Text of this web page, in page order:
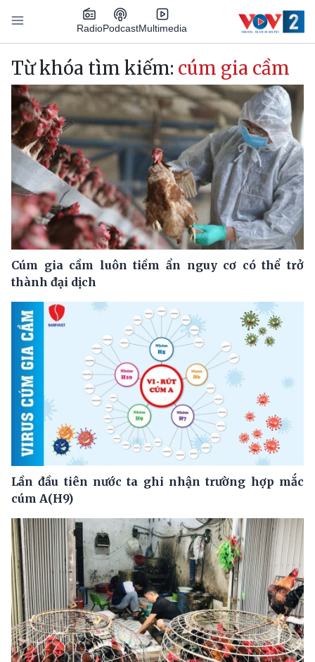
Nhảy đến nội dung
RadioPodcastMultimedia
Main navigation
Từ khóa tìm kiếm: cúm gia cầm
Cúm gia cầm luôn tiềm ẩn nguy cơ có thể trở
thành đại dịch
Lần đầu tiên nước ta ghi nhận trường hợp mắc
cúm A(H9)